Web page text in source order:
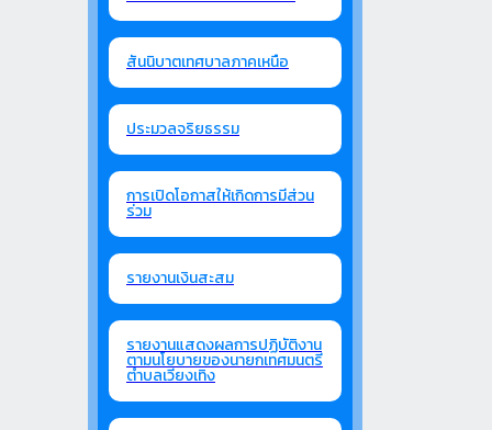
สันนิบาตเทศบาลภาคเหนือ
ประมวลจริยธรรม
การเปิดโอกาสให้เกิดการมีส่วน
ร่วม
รายงานเงินสะสม
รายงานแสดงผลการปฏิบัติงาน
ตามนโยบายของนายกเทศมนตรี
ตำบลเวียงเทิง